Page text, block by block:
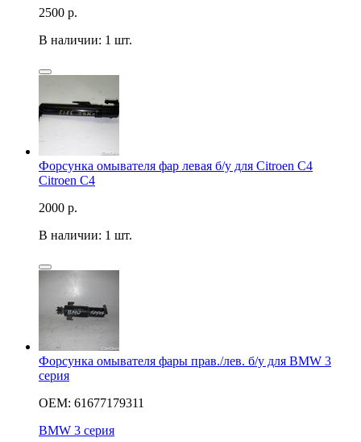
2500 р.
В наличии: 1 шт.
Форсунка омывателя фар левая б/у для Citroen C4
Citroen C4
2000 р.
В наличии: 1 шт.
Форсунка омывателя фары прав./лев. б/у для BMW 3
серия
OEM: 61677179311
BMW 3 серия